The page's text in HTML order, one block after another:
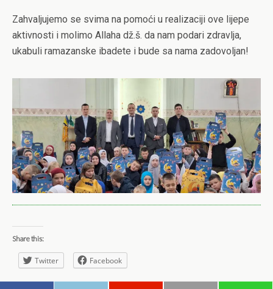
Zahvaljujemo se svima na pomoći u realizaciji ove lijepe
aktivnosti i molimo Allaha dž.š. da nam podari zdravlja,
ukabuli ramazanske ibadete i bude sa nama zadovoljan!
Share this:
Twitter Facebook